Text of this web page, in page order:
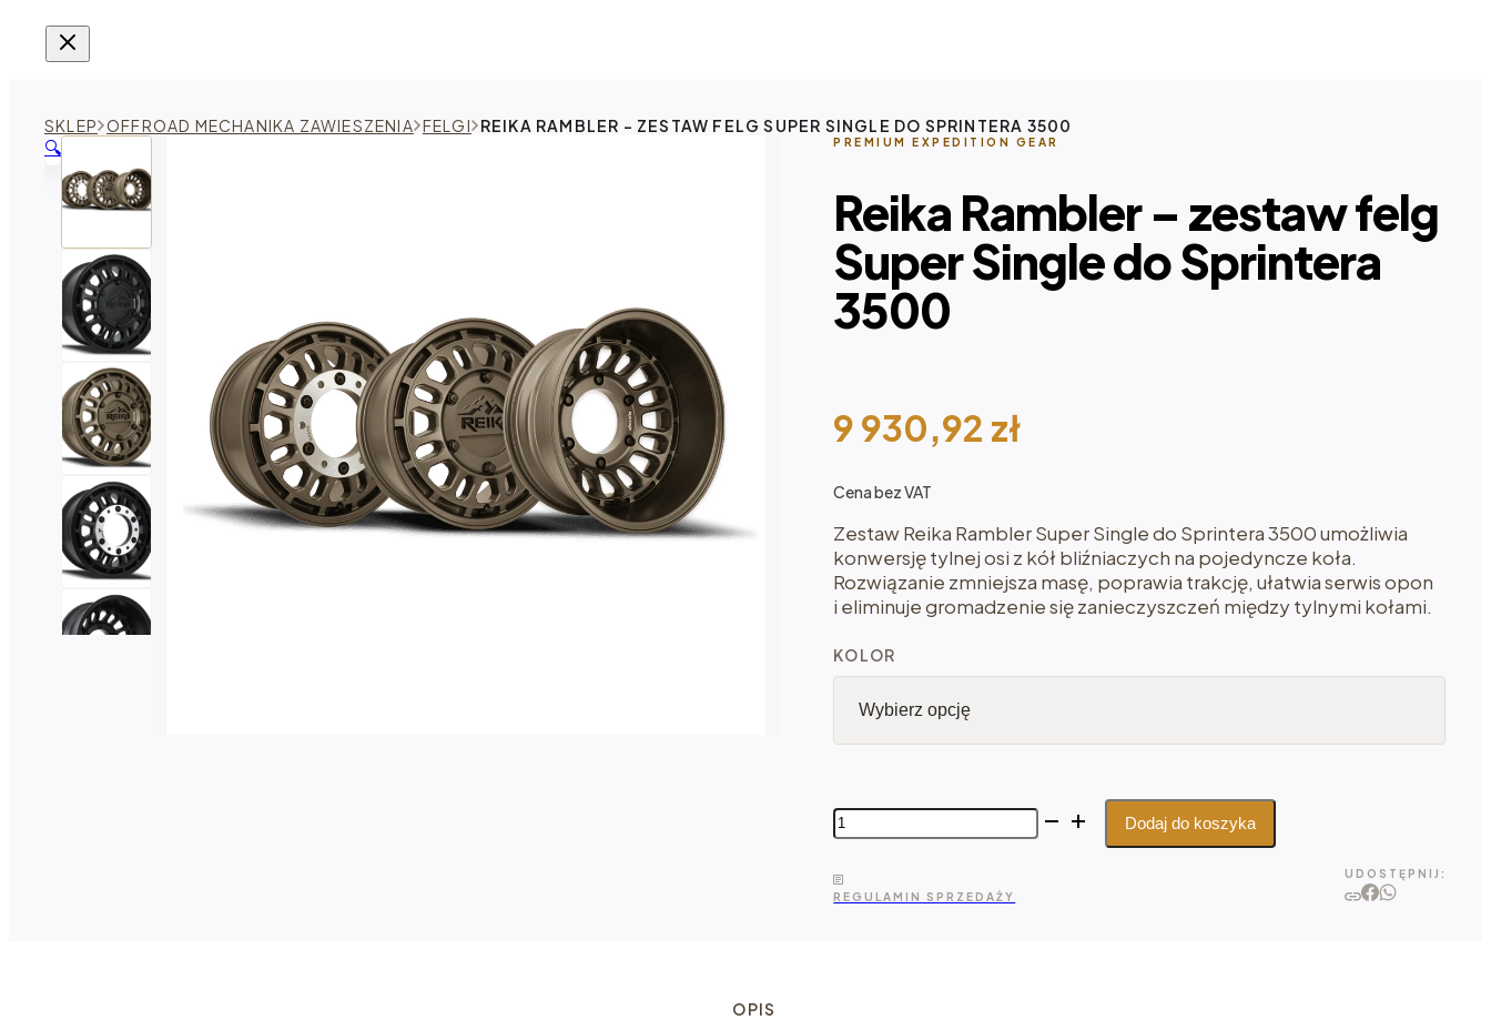
SKLEP OFFROAD MECHANIKA ZAWIESZENIA FELGI REIKA RAMBLER - ZESTAW FELG SUPER SINGLE DO SPRINTERA 3500
🔍 PREMIUM EXPEDITION GEAR
Reika Rambler – zestaw felg
Super Single do Sprintera
3500
9 930,92 zł
Cena bez VAT
Zestaw Reika Rambler Super Single do Sprintera 3500 umożliwia
konwersję tylnej osi z kół bliźniaczych na pojedyncze koła.
Rozwiązanie zmniejsza masę, poprawia trakcję, ułatwia serwis opon
i eliminuje gromadzenie się zanieczyszczeń między tylnymi kołami.
KOLOR
ilość
Reika
-
zestaw
Dodaj do koszyka
REGULAMIN SPRZEDAŻY
UDOSTĘPNIJ:
OPIS